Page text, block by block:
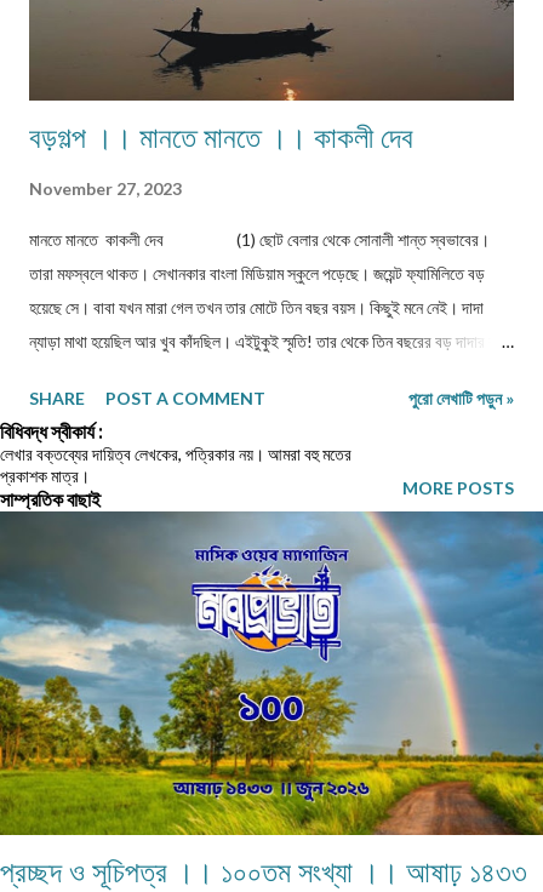
বড়গল্প ।। মানতে মানতে ।। কাকলী দেব
November 27, 2023
মানতে মানতে কাকলী দেব (1) ছোট বেলার থেকে সোনালী শান্ত স্বভাবের।
তারা মফস্বলে থাকত। সেখানকার বাংলা মিডিয়াম স্কুলে পড়েছে। জয়েন্ট ফ্যামিলিতে বড়
হয়েছে সে। বাবা যখন মারা গেল তখন তার মোটে তিন বছর বয়স। কিছুই মনে নেই। দাদা
ন্যাড়া মাথা হয়েছিল আর খুব কাঁদছিল। এইটুকুই স্মৃতি! তার থেকে তিন বছরের বড় দাদার বয়স
সংসারের গলগ্রহ হয়েই তাদের তিনজনের জীবন কেটেছে। মা উদয়াস্ত খাটত। কাকীমা
জেঠিমাদের সন্তুষ্ট রাখতে চাইত সবসময়। বাবার সামান্য রোজগার ছিল আর জমানো টাকা
পয়সা মা'র কিছুই ছিল না। শুধু খেয়ে পড়ে, ছেলে মেয়ে কে নিয়ে যে বেঁচে থাকতে পারছে এই
কৃতজ্ঞতা বোধেই মা সবসময় নুইয়ে থাকত। মাথার ওপর ছাদ থেকে যে তাদের কে এ বাড়ীর
লোকেরা বঞ্চিত করেনি এই ভেবেই মা খুশী। শতশত অপমান, অবমাননার শিকার হয়ে মায়ের দিন
কেটেছে। কিন্ত কিছুই গায়ে মাখেনি। কোনরকম অভিযোগ করেনি। ' কপালের লিখন ' বলে
মেনে নিয়েছে। সোনাল...
SHARE POST A COMMENT পুরো লেখাটি পড়ুন »
MORE POSTS
বিধিবদ্ধ স্বীকার্য :
লেখার বক্তব্যের দায়িত্ব লেখকের, পত্রিকার নয়। আমরা বহু মতের
প্রকাশক মাত্র।
সাম্প্রতিক বাছাই
প্রচ্ছদ ও সূচিপত্র ।। ১০০তম সংখ্যা ।। আষাঢ় ১৪৩৩